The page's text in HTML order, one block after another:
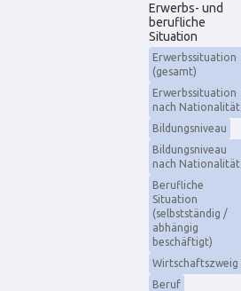
Erwerbs- und
berufliche
Situation
Erwerbssituation
(gesamt)
Erwerbssituation
nach Nationalität
Bildungsniveau
Bildungsniveau
nach Nationalität
Berufliche
Situation
(selbstständig /
abhängig
beschäftigt)
Wirtschaftszweig
Beruf